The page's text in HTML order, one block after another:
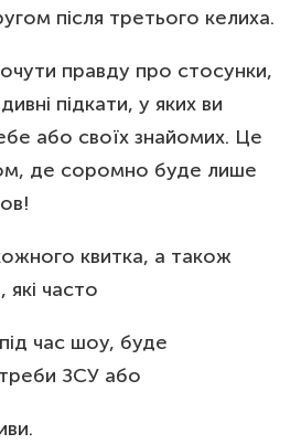
після третього келиха.
правду про стосунки,
підкати, у яких ви
або своїх знайомих. Це
де соромно буде лише
квитка, а також
які часто
час шоу, буде
ЗСУ або